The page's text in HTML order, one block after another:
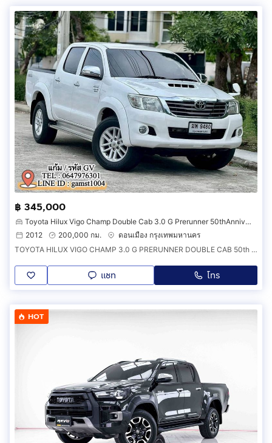
฿ 345,000
Toyota Hilux Vigo Champ Double Cab 3.0 G Prerunner 50thAnniversary
2012
200,000 กม.
ดอนเมือง กรุงเทพมหานคร
TOYOTA HILUX VIGO CHAMP 3.0 G PRERUNNER DOUBLE CAB 50th ANNIVERSARY AT ปี 2012
แชท โทร
HOT